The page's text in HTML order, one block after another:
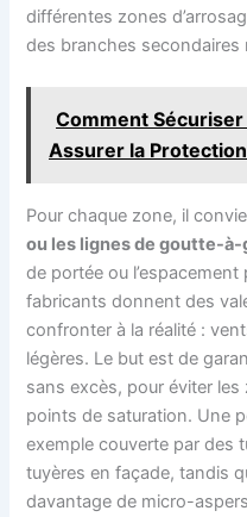
différentes zones
des branches secondaires
Comment
Assurer la
Pour chaque zone, il
ou les lignes de goutte-
de portée ou
fabricants donnent des
confronter à la réalité :
légères. Le but est de
sans excès, pour éviter
points de saturation. Une
exemple couverte par des
tuyères en façade, tandis
davantage de micro-